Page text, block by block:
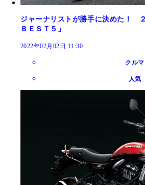
ジャーナリストが勝手に決めた！
ＢＥＳＴ５」
2022年02月02日 11:30
クルマ
人気